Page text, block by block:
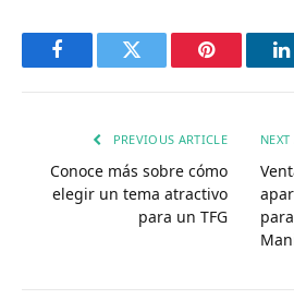
FacebookTwitter Pinterest
PREVIOUS ARTICLE
Conoce más sobre cómo
elegir un tema atractivo
para un TFG